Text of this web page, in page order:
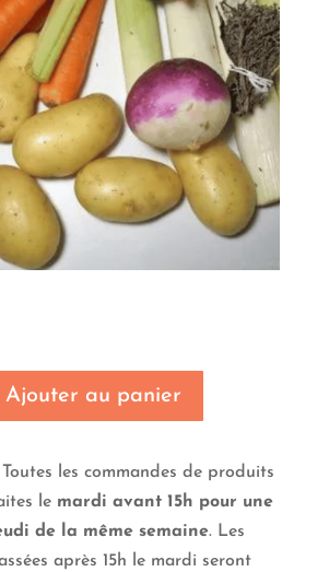
Ajouter au panier
les commandes de produits
lemardi avant 15h pour une
de la même semaine. Les
après 15h le mardi seront